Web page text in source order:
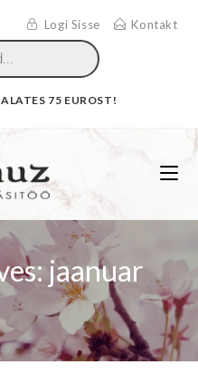
Logi Sisse Kontakt
75 EUROST!
jaanuar